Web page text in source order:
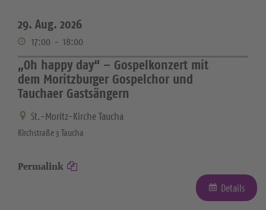
29. Aug. 2026
17:00 - 18:00
„Oh happy day“ – Gospelkonzert mit
dem Moritzburger Gospelchor und
Tauchaer Gastsängern
St.-Moritz-Kirche Taucha
Kirchstraße 3 Taucha
Permalink
Details